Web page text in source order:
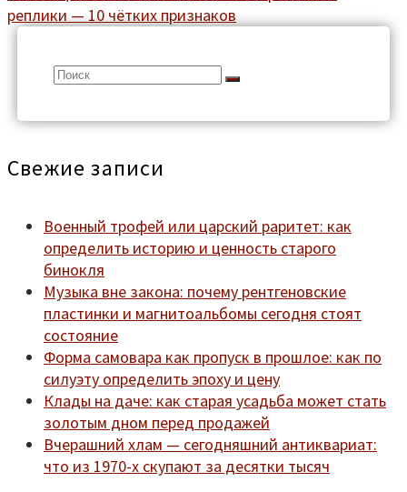
реплики — 10 чётких признаков
Search
Свежие записи
Военный трофей или царский раритет: как
определить историю и ценность старого
бинокля
Музыка вне закона: почему рентгеновские
пластинки и магнитоальбомы сегодня стоят
состояние
Форма самовара как пропуск в прошлое: как по
силуэту определить эпоху и цену
Клады на даче: как старая усадьба может стать
золотым дном перед продажей
Вчерашний хлам — сегодняшний антиквариат:
что из 1970-х скупают за десятки тысяч